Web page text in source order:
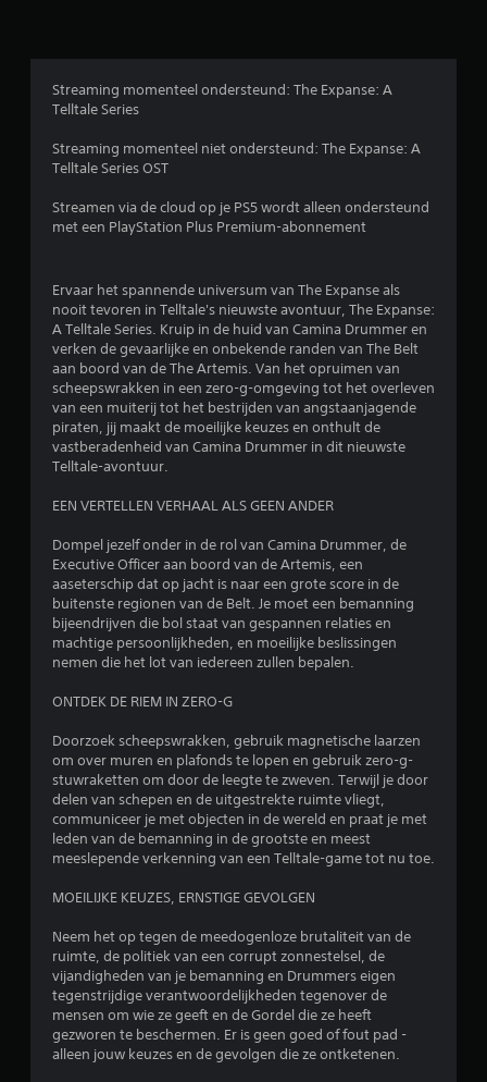
i
n
e
n
Streaming momenteel ondersteund: The Expanse: A
Telltale Series
Streaming momenteel niet ondersteund: The Expanse: A
Telltale Series OST
Streamen via de cloud op je PS5 wordt alleen ondersteund
met een PlayStation Plus Premium-abonnement
Ervaar het spannende universum van The Expanse als
nooit tevoren in Telltale's nieuwste avontuur, The Expanse:
A Telltale Series. Kruip in de huid van Camina Drummer en
verken de gevaarlijke en onbekende randen van The Belt
aan boord van de The Artemis. Van het opruimen van
scheepswrakken in een zero-g-omgeving tot het overleven
van een muiterij tot het bestrijden van angstaanjagende
piraten, jij maakt de moeilijke keuzes en onthult de
vastberadenheid van Camina Drummer in dit nieuwste
Telltale-avontuur.
EEN VERTELLEN VERHAAL ALS GEEN ANDER
Dompel jezelf onder in de rol van Camina Drummer, de
Executive Officer aan boord van de Artemis, een
aaseterschip dat op jacht is naar een grote score in de
buitenste regionen van de Belt. Je moet een bemanning
bijeendrijven die bol staat van gespannen relaties en
machtige persoonlijkheden, en moeilijke beslissingen
nemen die het lot van iedereen zullen bepalen.
ONTDEK DE RIEM IN ZERO-G
Doorzoek scheepswrakken, gebruik magnetische laarzen
om over muren en plafonds te lopen en gebruik zero-g-
stuwraketten om door de leegte te zweven. Terwijl je door
delen van schepen en de uitgestrekte ruimte vliegt,
communiceer je met objecten in de wereld en praat je met
leden van de bemanning in de grootste en meest
meeslepende verkenning van een Telltale-game tot nu toe.
MOEILIJKE KEUZES, ERNSTIGE GEVOLGEN
Neem het op tegen de meedogenloze brutaliteit van de
ruimte, de politiek van een corrupt zonnestelsel, de
vijandigheden van je bemanning en Drummers eigen
tegenstrijdige verantwoordelijkheden tegenover de
mensen om wie ze geeft en de Gordel die ze heeft
gezworen te beschermen. Er is geen goed of fout pad -
alleen jouw keuzes en de gevolgen die ze ontketenen.